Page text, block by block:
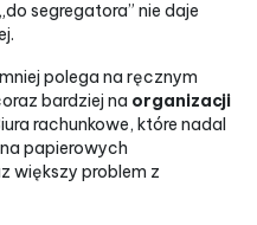
segregatora” nie daje
polega na ręcznym
bardziej na organizacji
rachunkowe, które nadal
papierowych
większy problem z